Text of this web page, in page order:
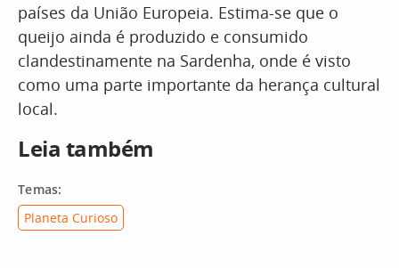
países da União Europeia. Estima-se que o
queijo ainda é produzido e consumido
clandestinamente na Sardenha, onde é visto
como uma parte importante da herança cultural
local.
Leia também
Temas:
Planeta Curioso